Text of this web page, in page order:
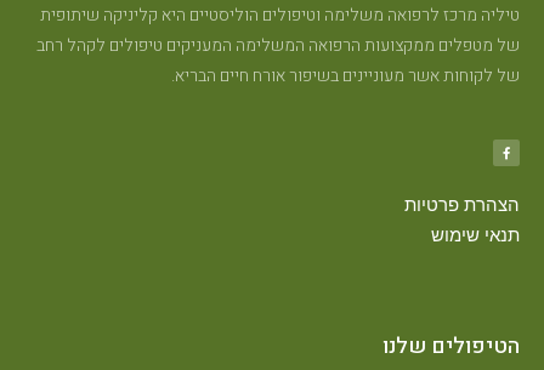
טיליה מרכז לרפואה משלימה וטיפולים הוליסטיים היא קליניקה שיתופית
של מטפלים ממקצועות הרפואה המשלימה המעניקים טיפולים לקהל רחב
של לקוחות אשר מעוניינים בשיפור אורח חיים הבריא.
הצהרת פרטיות
תנאי שימוש
הטיפולים שלנו